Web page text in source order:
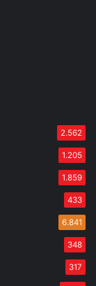
2.562
1.205
1.859
433
6.841
348
317